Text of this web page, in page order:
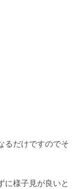
るだけですのでそ
に様子見が良いと